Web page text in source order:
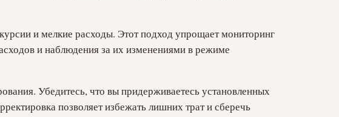
и мелкие расходы. Этот подход упрощает мониторинг
и наблюдения за их изменениями в режиме
Убедитесь, что вы придерживаетесь установленных
позволяет избежать лишних трат и сберечь